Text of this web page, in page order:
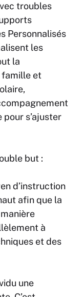
troubles
Personnalisés
les
la
famille et
s’ajuster
but :
d’instruction
afin que la
à
et des
une